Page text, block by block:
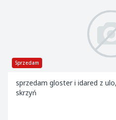
Sprzedam
sprzedam gloster i idared z
skrzyń